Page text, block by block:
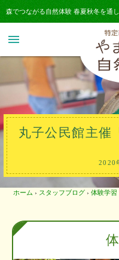
森でつながる自然体験 春夏秋冬を通
menu
丸子公民館主催
2020
ホーム › スタッフブログ › 体験学習